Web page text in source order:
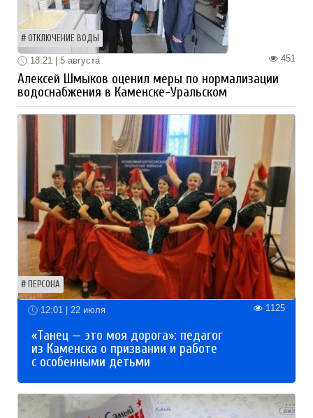
ОТКЛЮЧЕНИЕ ВОДЫ
451
18:21 | 5 августа
Алексей Шмыков оценил меры по нормализации
водоснабжения в Каменске-Уральском
ПЕРСОНА
12:01 | 22 июля 1125
«Танец — это моя дорога»: педагог
из Каменска о призвании и работе
с особенными детьми